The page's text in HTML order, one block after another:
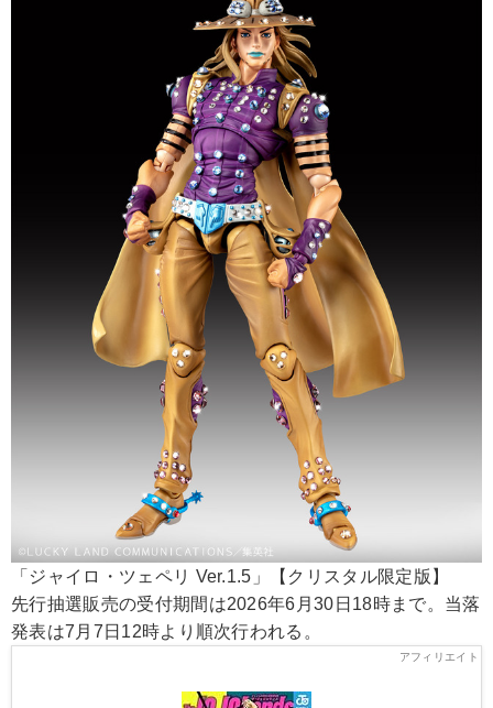
「ジャイロ・ツェペリ Ver.1.5」【クリスタル限定版】
先行抽選販売の受付期間は2026年6月30日18時まで。当落
発表は7月7日12時より順次行われる。